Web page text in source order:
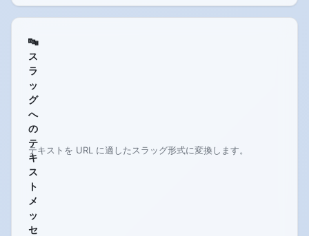
🔤
ス
ラ
ッ
グ
へ
の
テ
キ
ス
ト
メ
ッ
セ
テキストを URL に適したスラッグ形式に変換します。